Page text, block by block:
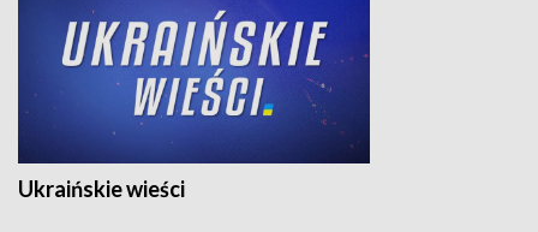
Ukraińskie wieści